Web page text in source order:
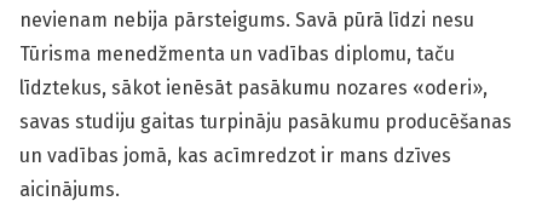
nevienam nebija pārsteigums. Savā pūrā līdzi nesu
Tūrisma menedžmenta un vadības diplomu, taču
līdztekus, sākot ienēsāt pasākumu nozares «oderi»,
savas studiju gaitas turpināju pasākumu producēšanas
un vadības jomā, kas acīmredzot ir mans dzīves
aicinājums.